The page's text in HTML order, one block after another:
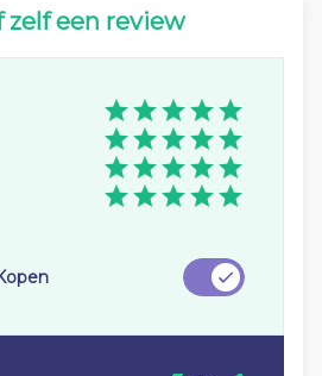
zelf een review